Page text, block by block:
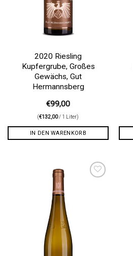
2020 Riesling
Kupfergrube, Großes
Gewächs, Gut
Hermannsberg
€99,00
(€132,00/ 1 Liter)
IN DEN WARENKORB